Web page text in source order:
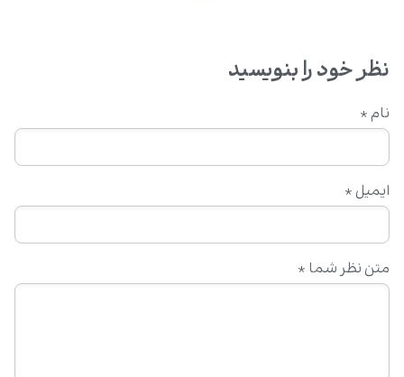
نظر خود را بنویسید
متن نظر شما *
نام *
ایمیل *